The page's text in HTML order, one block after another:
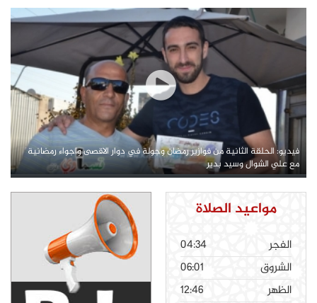
فيديو: الحلقة الثانية من فوازير رمضان وجولة في دوار الاقصى واجواء رمضانية
مع علي الشوال وسيد بدير
مواعيد الصلاة
الفجر
04:34
الشروق
06:01
الظهر
12:46